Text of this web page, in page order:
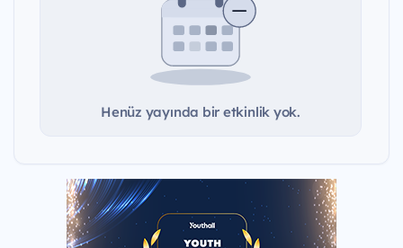
Henüz yayında bir etkinlik yok.